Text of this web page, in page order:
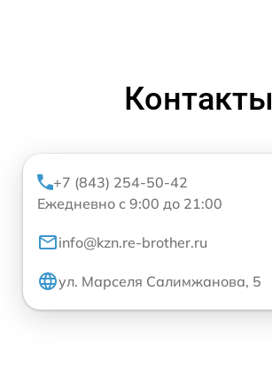
Контакты
+7 (843) 254-50-42
Ежедневно с 9:00 до 21:00
info@kzn.re-brother.ru
ул. Марселя Салимжанова, 5